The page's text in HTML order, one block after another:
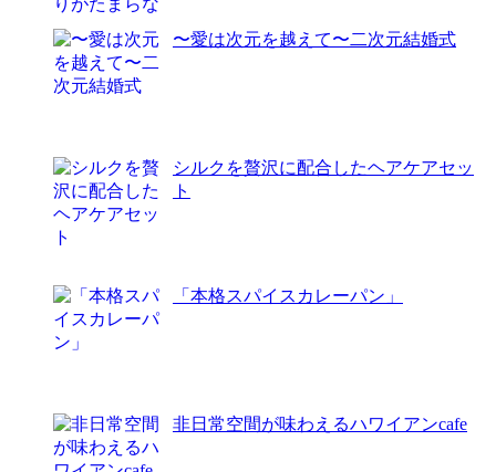
〜愛は次元を越えて〜二次元結婚式
シルクを贅沢に配合したヘアケアセッ
ト
「本格スパイスカレーパン」
非日常空間が味わえるハワイアンcafe